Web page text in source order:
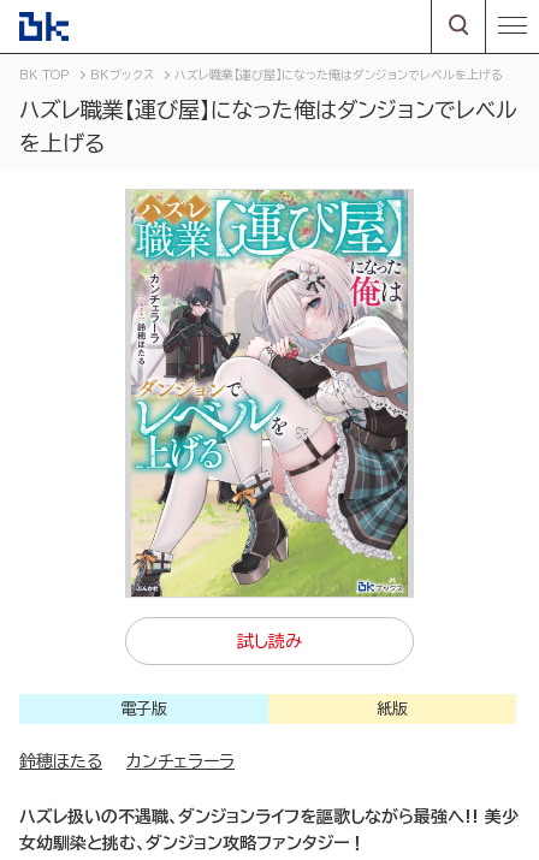
BK TOP BKブックス ハズレ職業【運び屋】になった俺はダンジョンでレベルを上げる
ハズレ職業【運び屋】になった俺はダンジョンでレベル
を上げる
試し読み
紙版
電子版
鈴穂ほたる カンチェラーラ
ハズレ扱いの不遇職、ダンジョンライフを謳歌しながら最強へ!! 美少
女幼馴染と挑む、ダンジョン攻略ファンタジー！